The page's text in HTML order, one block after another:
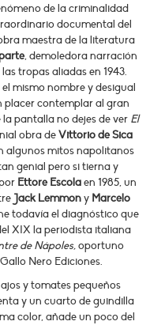
de la criminalidad
documental del
maestra de la literatura
, demoledora narración
tropas aliadas en 1943.
mismo nombre y desigual
placer contemplar al gran
la pantalla no dejes de ver El
obra deVittorio de Sica
algunos mitos napolitanos
genial pero si tierna y
Ettore Escolaen 1985, un
Jack Lemmony Marcelo
todavía el diagnóstico que
XIX la periodista italiana
de Nápoles,oportuno
Nero Ediciones.
y tomates pequeños
y un cuarto de guindilla
color, añade un poco del